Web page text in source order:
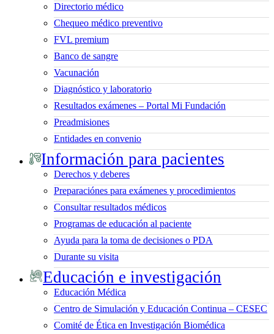
Directorio médico
Chequeo médico preventivo
FVL premium
Banco de sangre
Vacunación
Diagnóstico y laboratorio
Resultados exámenes – Portal Mi Fundación
Preadmisiones
Entidades en convenio
Información para pacientes
Derechos y deberes
Preparaciónes para exámenes y procedimientos
Consultar resultados médicos
Programas de educación al paciente
Ayuda para la toma de decisiones o PDA
Durante su visita
Educación e investigación
Educación Médica
Centro de Simulación y Educación Continua – CESEC
Comité de Ética en Investigación Biomédica